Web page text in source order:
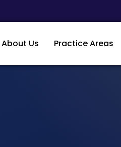
About Us Practice Areas